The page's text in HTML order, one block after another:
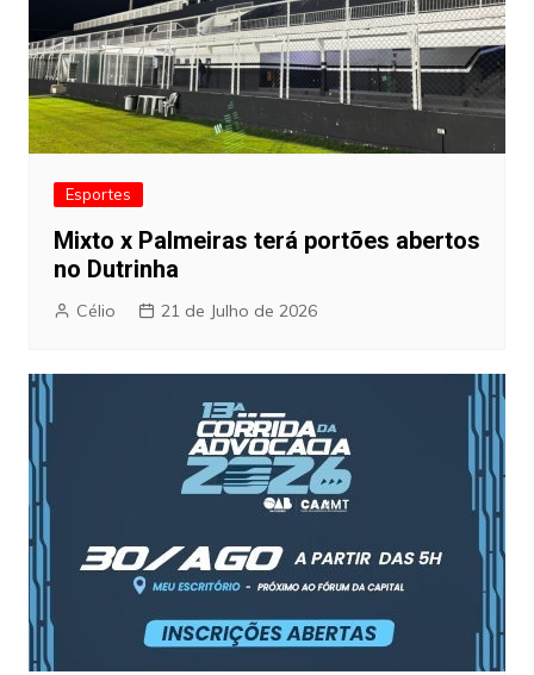
Esportes
Mixto x Palmeiras terá portões abertos
no Dutrinha
Célio 21 de Julho de 2026